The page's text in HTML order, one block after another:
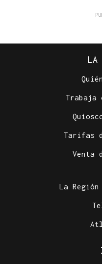
LA
Trabaja
Tarifas
Venta
La